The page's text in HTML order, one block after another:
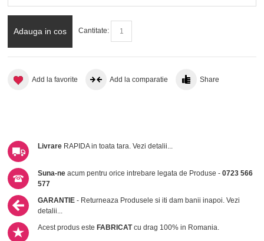
Adauga in cos Cantitate:
Add la favorite Add la comparatie Share
Livrare RAPIDA in toata tara.Vezi detalii...
Suna-ne acum pentru orice intrebare legata de Produse -0723 566
577
GARANTIE - Returneaza Produsele si iti dam banii inapoi.Vezi
detalii...
Acest produs este FABRICATcu drag 100% in Romania.